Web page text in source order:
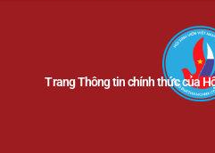
Trang Thông tin chính thức của